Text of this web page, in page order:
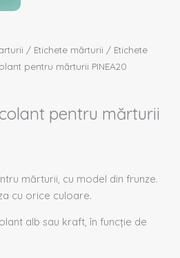
/ Etichete mărturii / Etichete
pentru mărturii PINEA20
pentru mărturii
mărturii, cu model din frunze.
cu orice culoare.
alb sau kraft, în funcție de